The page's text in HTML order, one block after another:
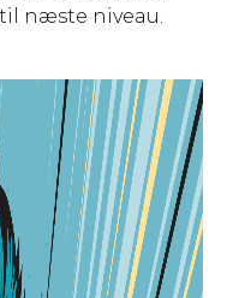
næste niveau.